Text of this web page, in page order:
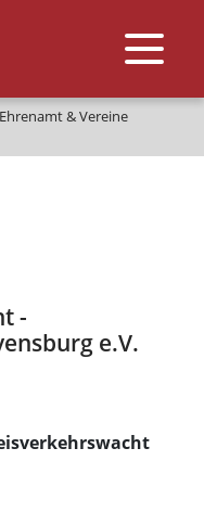
Ehrenamt & Vereine
-
e.V.